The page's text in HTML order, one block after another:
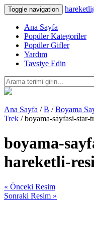
Toggle navigation
Ana Sayfa
Popüler Kategoriler
Popüler Gifler
Yardım
Tavsiye Edin
Ana Sayfa /B /Boyama
Trek / boyama-sayfasi-star-
boyama-
hareketli-
« Önceki Resim
Sonraki Resim »